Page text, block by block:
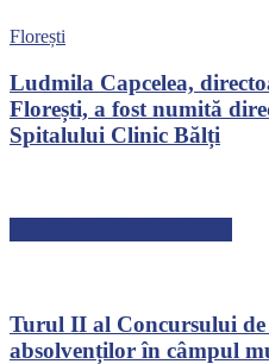
Florești
Ludmila Capcelea,
Florești, a fost numită
Spitalului Clinic Bălți
Turul II al Concursului de
absolvenților în câmpul